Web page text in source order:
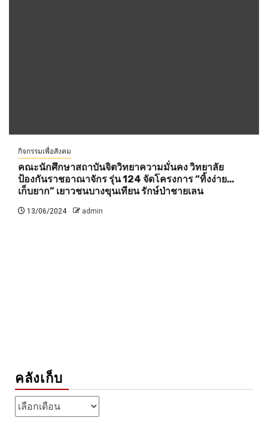
กิจกรรมเพื่อสังคม
คณะนักศึกษาสถาบันจิตวิทยาความมั่นคง วิทยาลัย
ป้องกันราชอาณาจักร รุ่น 124 จัดโครงการ “ทิ้งง่าย…
เก็บยาก” เยาวชนบางขุนเทียน รักษ์ป่าชายเลน
13/06/2024 admin
คลังเก็บ
คลัง
เก็บ